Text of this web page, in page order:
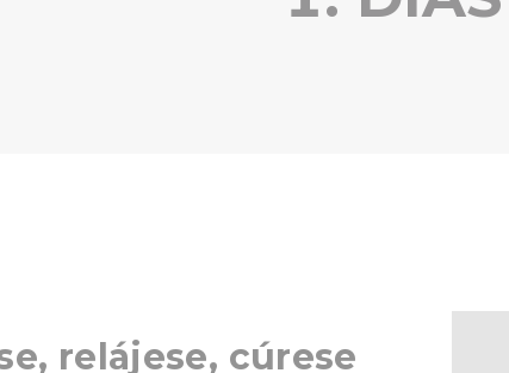
relájese, cúrese